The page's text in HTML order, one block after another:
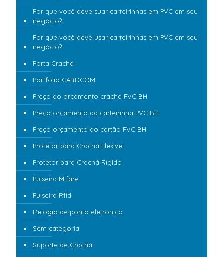
Por que você deve suar carteirinhas em PVC em seu
negócio?
Por que você deve usar carteirinhas em PVC em seu
negócio?
Porta Crachá
Portfólio CARDCOM
Preço do orçamento crachá PVC BH
Preço orçamento da carteirinha PVC BH
Preço orçamento do cartão PVC BH
Protetor para Crachá Flexível
Protetor para Crachá Rígido
Pulseira Mifare
Pulseira Rfid
Relógio de ponto eletrônico
Sem categoria
Suporte de Crachá